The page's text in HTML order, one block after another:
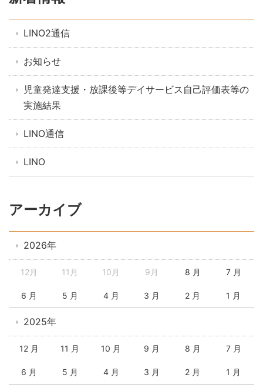
LINO2通信
お知らせ
児童発達支援・放課後等デイサービス自己評価表等の
実施結果
LINO通信
LINO
アーカイブ
2026年
12月 11月 10月 9月 8 月 7 月
6 月 5 月 4 月 3 月 2 月 1 月
2025年
12 月 11 月 10 月 9 月 8 月 7 月
6 月 5 月 4 月 3 月 2 月 1 月